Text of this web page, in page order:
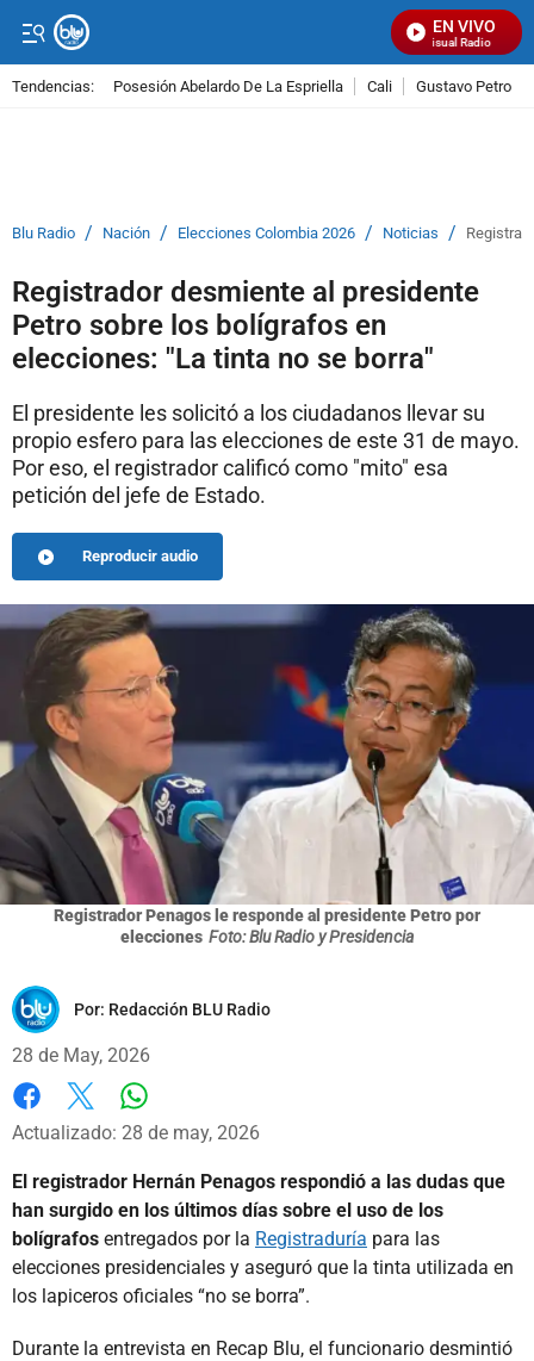
EN VIVO
Señal Visual Radio
Tendencias: Posesión Abelardo De La Espriella Cali Gustavo Petro
Blu Radio / Nación / Elecciones Colombia 2026 / Noticias /
Registrador desmiente al presidente
Petro sobre los bolígrafos en
elecciones: "La tinta no se borra"
El presidente les solicitó a los ciudadanos llevar su
propio esfero para las elecciones de este 31 de mayo.
Por eso, el registrador calificó como "mito" esa
petición del jefe de Estado.
Reproducir audio
Registrador Penagos le responde al presidente Petro por
elecciones Foto: Blu Radio y Presidencia
Por: Redacción BLU Radio
28 de May, 2026
Facebook
X
Actualizado: 28 de may, 2026
El registrador Hernán Penagos respondió a las dudas que
han surgido en los últimos días sobre el uso de los
bolígrafos entregados por la Registraduría para las
elecciones presidenciales y aseguró que la tinta utilizada en
los lapiceros oficiales “no se borra”.
Durante la entrevista en Recap Blu, el funcionario desmintió